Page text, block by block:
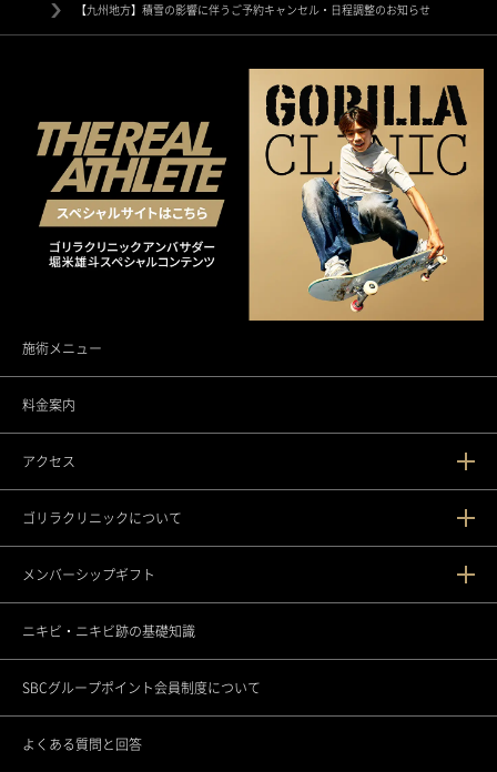
【九州地方】積雪の影響に伴うご予約キャンセル・日程調整のお知らせ
施術メニュー
料金案内
アクセス
新宿本院
渋谷院
渋谷道玄坂院
池袋院
銀座院
ゴリラクリニックについて
ゴリラクリニックとは？
ゴリラフィロソフィー
医療機関としてのこだわり
スタッフの思い
メンバーシップギフト
メンバーシップギフトとは
各種セミナーの開催
ニキビ・ニキビ跡の基礎知識
SBCグループポイント会員制度について
よくある質問と回答